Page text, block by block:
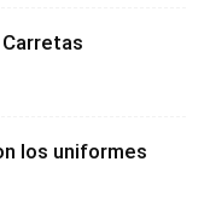
Carretas
los uniformes